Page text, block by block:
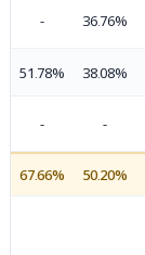
36.76%
-
38.08%
51.78%
-
-
50.20%
67.66%